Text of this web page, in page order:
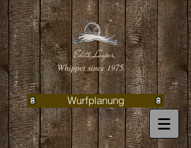
Edith Lauper
Whippet since 1975
Wurfplanung